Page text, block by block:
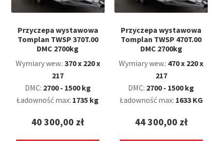
Przyczepa wystawowa
Tomplan TWSP 370T.00
DMC 2700kg
Wymiary wew.: 370 x 220 x
217
DMC: 2700 - 1500 kg
Ładowność max: 1735 kg
40 300,00 zł
Przyczepa wystawowa
Tomplan TWSP 470T.00
DMC 2700kg
Wymiary wew.: 470 x 220 x
217
DMC: 2700 - 1500 kg
Ładowność max: 1633 KG
44 300,00 zł